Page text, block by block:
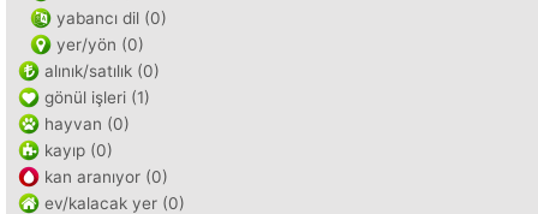
yabancı dil (0)
yer/yön (0)
alınık/satılık (0)
gönül işleri (1)
hayvan (0)
kayıp (0)
kan aranıyor (0)
ev/kalacak yer (0)